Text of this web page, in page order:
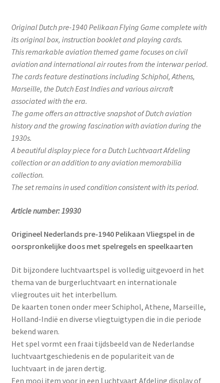
Original Dutch pre-1940 Pelikaan Flying Game complete with
its original box, instruction booklet and playing cards.
This remarkable aviation themed game focuses on civil
aviation and international air routes from the interwar period.
The cards feature destinations including Schiphol, Athens,
Marseille, the Dutch East Indies and various aircraft
associated with the era.
The game offers an attractive snapshot of Dutch aviation
history and the growing fascination with aviation during the
1930s.
A beautiful display piece for a Dutch Luchtvaart Afdeling
collection or an addition to any aviation memorabilia
collection.
The set remains in used condition consistent with its period.
Article number: 19930
Origineel Nederlands pre-1940 Pelikaan Vliegspel in de
oorspronkelijke doos met spelregels en speelkaarten
Dit bijzondere luchtvaartspel is volledig uitgevoerd in het
thema van de burgerluchtvaart en internationale
vliegroutes uit het interbellum.
De kaarten tonen onder meer Schiphol, Athene, Marseille,
Holland-Indië en diverse vliegtuigtypen die in die periode
bekend waren.
Het spel vormt een fraai tijdsbeeld van de Nederlandse
luchtvaartgeschiedenis en de populariteit van de
luchtvaart in de jaren dertig.
Een mooi item voor in een Luchtvaart Afdeling display of